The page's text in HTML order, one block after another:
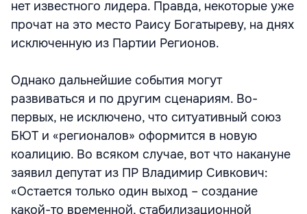
нет известного лидера. Правда, некоторые уже
прочат на это место Раису Богатыреву, на днях
исключенную из Партии Регионов.
Однако дальнейшие события могут
развиваться и по другим сценариям. Во-
первых, не исключено, что ситуативный союз
БЮТ и «регионалов» оформится в новую
коалицию. Во всяком случае, вот что накануне
заявил депутат из ПР Владимир Сивкович:
«Остается только один выход – создание
какой-то временной, стабилизационной